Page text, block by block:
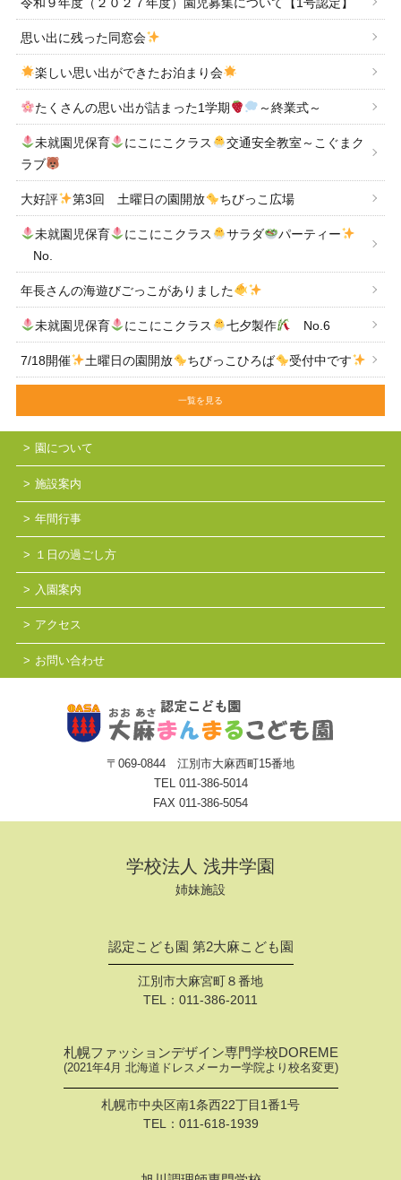
思い出に残った同窓会
楽しい思い出ができたお泊まり会
たくさんの思い出が詰まった1学期 ～終業式～
未就園児保育 にこにこクラス
交通安全教室～こぐまク
ラブ
大好評 第3回 土曜日の園開放 ちびっこ広場
未就園児保育 にこにこクラス サラダ
パーティー
No.
年長さんの海遊びごっこがありました
未就園児保育 にこにこクラス 七夕製作 No.6
7/18開催 土曜日の園開放 ちびっこひろば 受付中です
一覧を見る
園について
施設案内
年間行事
１日の過ごし方
入園案内
アクセス
お問い合わせ
〒069-0844 江別市大麻西町15番地
TEL 011-386-5014
FAX 011-386-5054
学校法人 浅井学園
姉妹施設
認定こども園 第2大麻こども園
江別市大麻宮町８番地
TEL： 011-386-2011
札幌ファッションデザイン専門学校DOREME
(2021年4月 北海道ドレスメーカー学院より校名変更)
札幌市中央区南1条西22丁目1番1号
TEL： 011-618-1939